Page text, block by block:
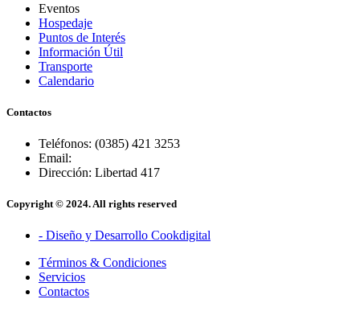
Eventos
Hospedaje
Puntos de Interés
Información Útil
Transporte
Calendario
Contactos
Teléfonos: (0385) 421 3253
Email:
Dirección: Libertad 417
Copyright © 2024. All rights reserved
- Diseño y Desarrollo Cookdigital
Términos & Condiciones
Servicios
Contactos